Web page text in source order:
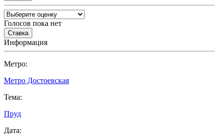
Голосов пока нет
Информация
Метро:
Метро Достоевская
Тема:
Пруд
Дата: